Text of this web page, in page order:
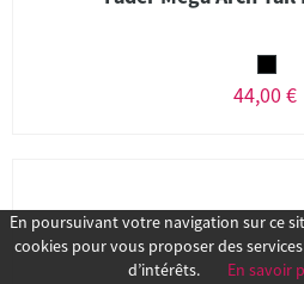
44,00 €
En poursuivant votre navigation sur ce
cookies pour vous proposer des
d’intérêts.
En savoir